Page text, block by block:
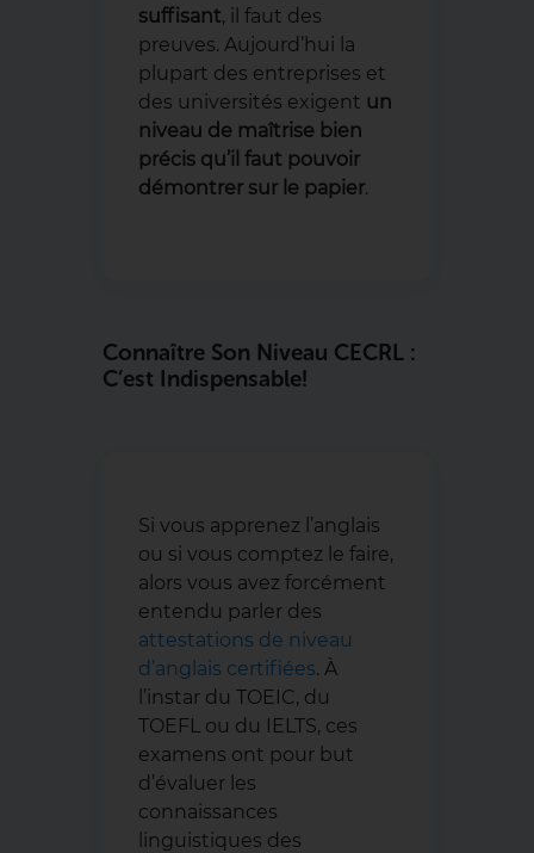
suffisant, il faut des
preuves. Aujourd’hui la
plupart des entreprises et
des universités exigent un
niveau de maîtrise bien
précis qu’il faut pouvoir
démontrer sur le papier.
Connaître Son Niveau CECRL :
C’est Indispensable !
Si vous apprenez l’anglais
ou si vous comptez le faire,
alors vous avez forcément
entendu parler des
attestations de niveau
d’anglais certifiées. À
l’instar du TOEIC, du
TOEFL ou du IELTS, ces
examens ont pour but
d’évaluer les
connaissances
linguistiques des